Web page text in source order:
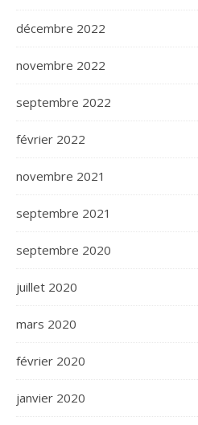
décembre 2022
novembre 2022
septembre 2022
février 2022
novembre 2021
septembre 2021
septembre 2020
juillet 2020
mars 2020
février 2020
janvier 2020